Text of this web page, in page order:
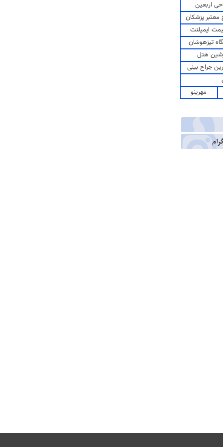
اربعین
پزشکان
ایمپلنت
تیزهوشان
هتل
جراح بینی
مهرینو